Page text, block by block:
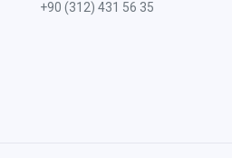
+90 (312) 431 56 35